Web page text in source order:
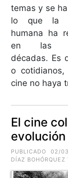
temas y se
lo que la
humana ha
en las
décadas. Es
o
cine no haya
El cine
evolución
PUBLICADO 02/
DÍAZ